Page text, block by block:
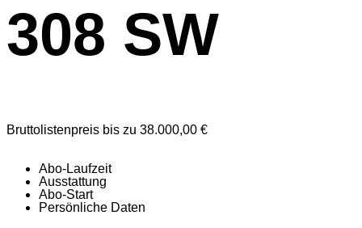
308 SW
Bruttolistenpreis bis zu 38.000,00 €
Abo-Laufzeit
Ausstattung
Abo-Start
Persönliche Daten